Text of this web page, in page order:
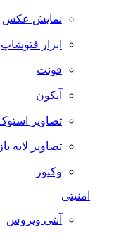
نمایش عکس
ابزار فتوشاپ
فونت
آیکون
تصاویر استوک
تصاویر لایه باز
وکتور
امنیتی
آنتی ویروس